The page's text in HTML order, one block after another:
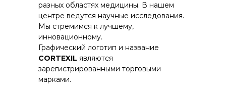
разных областях медицины. В нашем
центре ведутся научные исследования.
Мы стремимся к лучшему,
инновационному.
Графический логотип и название
CORTEXIL являются
зарегистрированными торговыми
марками.